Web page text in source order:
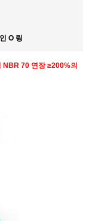
O 링
NBR 70 연장 ≥200%의